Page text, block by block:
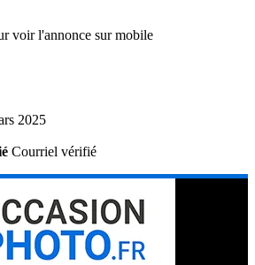
voir l'annonce sur mobile
2025
Courriel vérifié